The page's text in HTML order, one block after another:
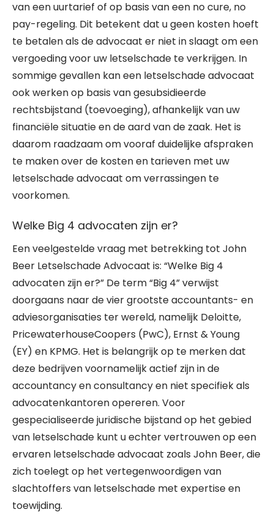
van een uurtarief of op basis van een no cure, no
pay-regeling. Dit betekent dat u geen kosten hoeft
te betalen als de advocaat er niet in slaagt om een
vergoeding voor uw letselschade te verkrijgen. In
sommige gevallen kan een letselschade advocaat
ook werken op basis van gesubsidieerde
rechtsbijstand (toevoeging), afhankelijk van uw
financiële situatie en de aard van de zaak. Het is
daarom raadzaam om vooraf duidelijke afspraken
te maken over de kosten en tarieven met uw
letselschade advocaat om verrassingen te
voorkomen.
Welke Big 4 advocaten zijn er?
Een veelgestelde vraag met betrekking tot John
Beer Letselschade Advocaat is: “Welke Big 4
advocaten zijn er?” De term “Big 4” verwijst
doorgaans naar de vier grootste accountants- en
adviesorganisaties ter wereld, namelijk Deloitte,
PricewaterhouseCoopers (PwC), Ernst & Young
(EY) en KPMG. Het is belangrijk op te merken dat
deze bedrijven voornamelijk actief zijn in de
accountancy en consultancy en niet specifiek als
advocatenkantoren opereren. Voor
gespecialiseerde juridische bijstand op het gebied
van letselschade kunt u echter vertrouwen op een
ervaren letselschade advocaat zoals John Beer, die
zich toelegt op het vertegenwoordigen van
slachtoffers van letselschade met expertise en
toewijding.